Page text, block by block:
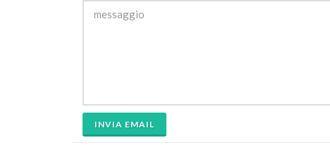
INVIA EMAIL